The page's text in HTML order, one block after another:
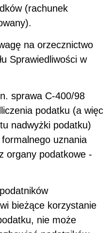
(rachunek
na orzecznictwo
Sprawiedliwości w
sprawa C-400/98
podatku (a więc
nadwyżki podatku)
uznania
organy podatkowe -
bieżące korzystanie
nie może